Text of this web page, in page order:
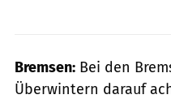
Bremsen: Bei den
Überwintern darauf